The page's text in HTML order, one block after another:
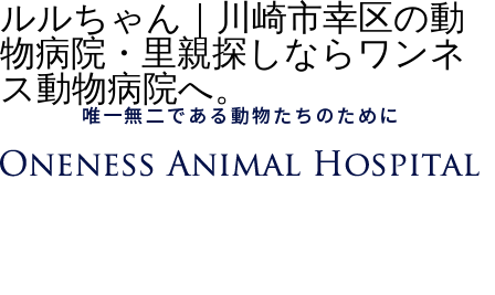
ルルちゃん｜川崎市幸区の動
物病院・里親探しならワンネ
ス動物病院へ。